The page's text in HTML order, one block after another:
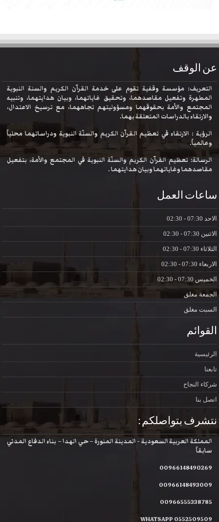
عن الوقف
التعريف: مؤسسة وقفية تقوم على خدمة القرآن الكريم والسنة النبوية
المطهرة وتفعيل مقاصدهما، وتحقيق غاياتهما، وبيان هدايتهما، وتنبيه
المجتمع والأمة بحقوقهما ومسؤوليتهم تجاههما، مع ترسيخ الاعتدال،
والارتقاء بالدراسات المتعلقة بهما.
الرؤية : الارتقاء في تعظيم القرآن الكريم والسنّة النبوية ودراساتهما محلياً
وعالمياً.
الرسالة: تعظيم القرآن الكريم والسنّة النبوية في المجتمع والأمة، بتفعيل
مقاصدهما وغاياتهما وبيان هدايتهما .
ساعات العمل
الاحد
الاثنين
الثلاثاء
الاربعاء
الخميس
الجمعة مغلق
السبت مغلق
القوائم
الرئيسية
تابعنا
شركاء النجاح
اتصل بنا
نتشرف بتواصلكم :
المملكة العربية السعودية - المدينة المنورة – حي الهدا – بناء الدفاع المدني
سابقاً
00966148490269
00966148493009
00966555338785
WHATSAPP 0552509509